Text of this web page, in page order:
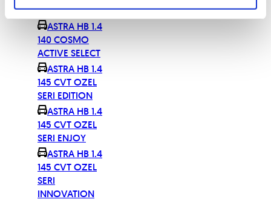
SPORT
ASTRA HB 1.4
140 COSMO
ACTIVE SELECT
ASTRA HB 1.4
145 CVT OZEL
SERI EDITION
ASTRA HB 1.4
145 CVT OZEL
SERI ENJOY
ASTRA HB 1.4
145 CVT OZEL
SERI
INNOVATION